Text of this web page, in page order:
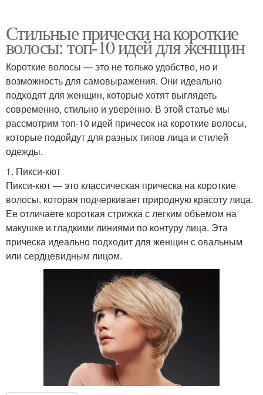
Стильные прически на короткие
волосы: топ-10 идей для женщин
Короткие волосы — это не только удобство, но и
возможность для самовыражения. Они идеально
подходят для женщин, которые хотят выглядеть
современно, стильно и уверенно. В этой статье мы
рассмотрим топ-10 идей причесок на короткие волосы,
которые подойдут для разных типов лица и стилей
одежды.
1. Пикси-кют
Пикси-кют — это классическая прическа на короткие
волосы, которая подчеркивает природную красоту лица.
Ее отличаете короткая стрижка с легким объемом на
макушке и гладкими линиями по контуру лица. Эта
прическа идеально подходит для женщин с овальным
или сердцевидным лицом.